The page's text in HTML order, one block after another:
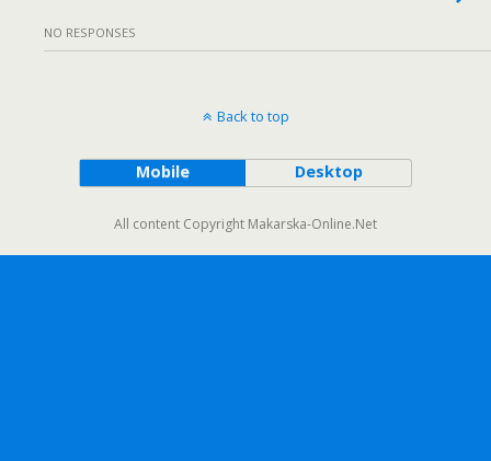
NO RESPONSES
Back to top
Mobile Desktop
All content Copyright Makarska-Online.Net